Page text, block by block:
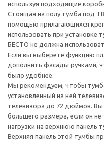
используя подходящие
Стоящая на полу тумба под
помощью прилагающихся
использовать при установке
БЕСТО не должна
Если вы выберете функцию
дополнить фасады
было удобнее.
Мы рекомендуем, чтобы
установленный на ней
телевизора до 72 дюймов.
большего размера, если он
нагрузки на верхнюю панель
Верхняя панель этой тумбы